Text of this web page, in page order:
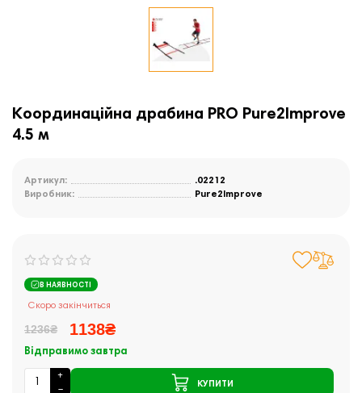
Координаційна драбина PRO Pure2Improve
4.5 м
Артикул:
.02212
Виробник:
Pure2Improve
В НАЯВНОСТІ
Скоро закінчиться
1236₴ 1138₴
Відправимо завтра
КУПИТИ